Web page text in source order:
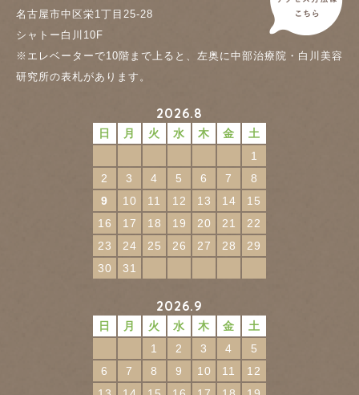
名古屋市中区栄1丁目25-28
シャトー白川10F
※エレベーターで10階まで上ると、左奥に中部治療院・白川美容
研究所の表札があります。
2026.8
日 月 火 水 木 金
土
1
2
3 4 5 6 7
8
9
10 11 12 13 14
15
16
17 18 19 20 21
22
23
24 25 26 27 28
29
30
31
2026.9
日 月 火 水 木 金
土
1
2 3 4
5
6
7 8 9 10 11
12